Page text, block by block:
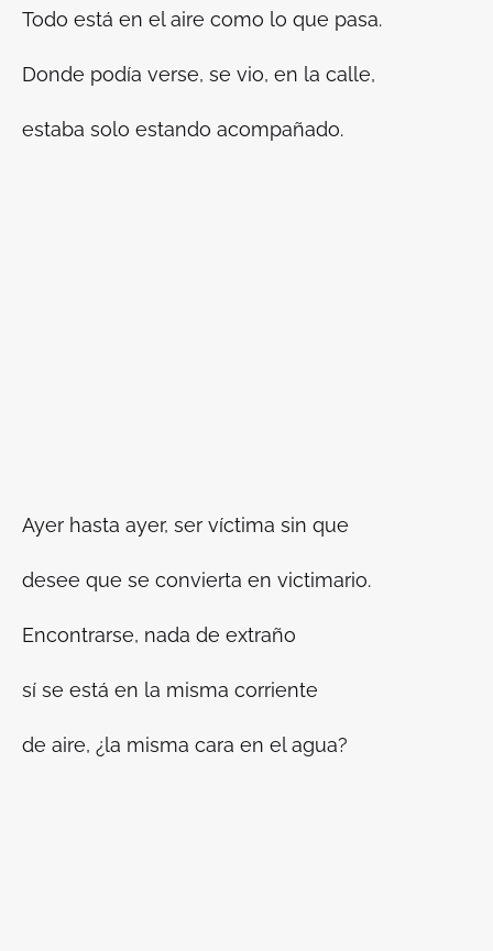
Todo está en el aire como lo que pasa.
Donde podía verse, se vio, en la calle,
estaba solo estando acompañado.
Ayer hasta ayer, ser víctima sin que
desee que se convierta en victimario.
Encontrarse, nada de extraño
sí se está en la misma corriente
de aire, ¿la misma cara en el agua?